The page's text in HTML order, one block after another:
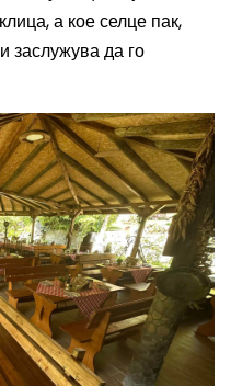
а кое селце пак,
заслужува да го